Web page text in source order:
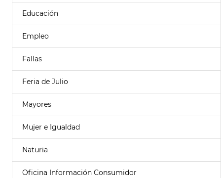
Educación
Empleo
Fallas
Feria de Julio
Mayores
Mujer e Igualdad
Naturia
Oficina Información Consumidor